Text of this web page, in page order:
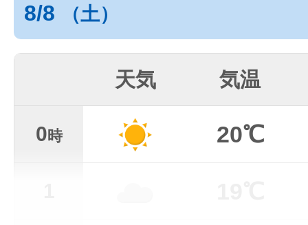
8/8 （土）
天気 気温
0時 20℃